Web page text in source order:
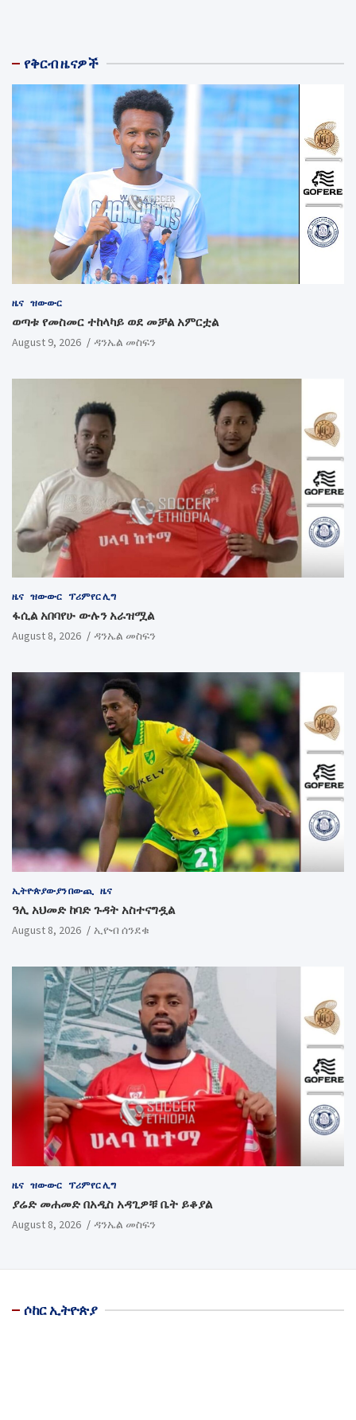
የቅርብ ዜናዎች
ዜና ዝውውር
ወጣቱ የመስመር ተከላካይ ወደ መቻል አምርቷል
August 9, 2026 ዳንኤል መስፍን
ዜና ዝውውር ፕሪምየር ሊግ
ፋሲል አበባየሁ ውሉን አራዝሟል
August 8, 2026 ዳንኤል መስፍን
ኢትዮጵያውያን በውጪ ዜና
ዓሊ አህመድ ከባድ ጉዳት አስተናግዷል
August 8, 2026 ኢዮብ ሰንደቁ
ዜና ዝውውር ፕሪምየር ሊግ
ያሬድ መሐመድ በአዲስ አዳጊዎቹ ቤት ይቆያል
August 8, 2026 ዳንኤል መስፍን
ሶከር ኢትዮጵያ